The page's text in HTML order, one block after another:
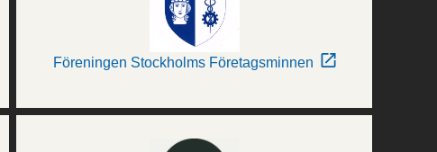
Föreningen Stockholms Företagsminnen